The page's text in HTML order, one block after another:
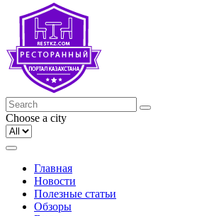
Choose a city
Главная
Новости
Полезные статьи
Обзоры